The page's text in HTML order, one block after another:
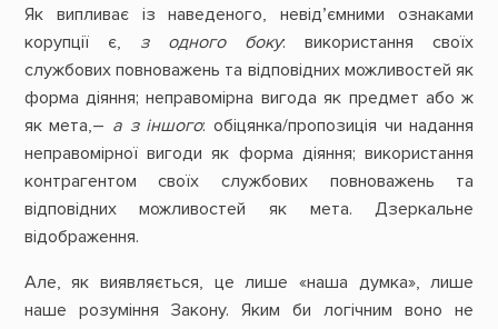
Як випливає із наведеного, невід’ємними ознаками
корупції є, з одного боку: використання своїх
службових повноважень та відповідних можливостей як
форма діяння; неправомірна вигода як предмет або ж
як мета,– а з іншого: обіцянка/пропозиція чи надання
неправомірної вигоди як форма діяння; використання
контрагентом своїх службових повноважень та
відповідних можливостей як мета. Дзеркальне
відображення.
Але, як виявляється, це лише «наша думка», лише
наше розуміння Закону. Яким би логічним воно не